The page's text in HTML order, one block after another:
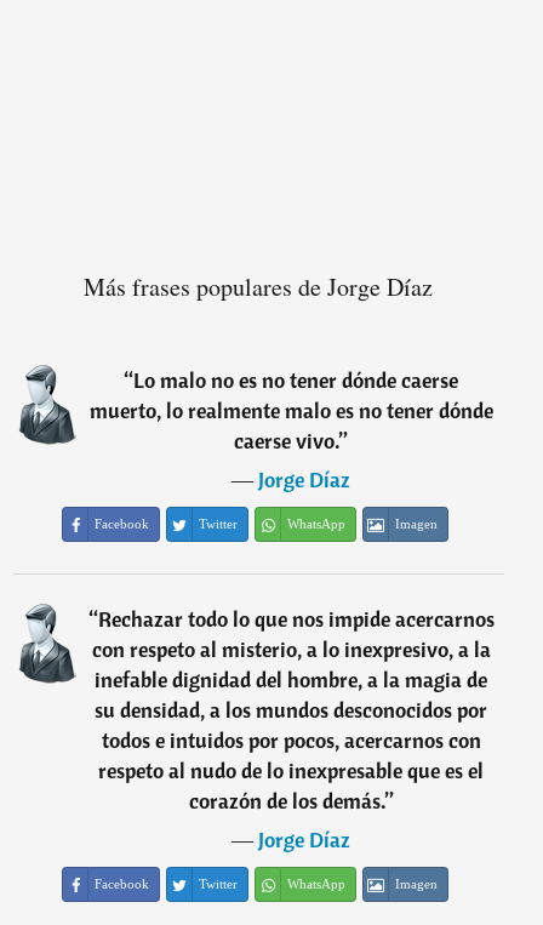
Más frases populares de Jorge Díaz
“Lo malo no es no tener dónde caerse
muerto, lo realmente malo es no tener dónde
caerse vivo.”
―Jorge Díaz
Facebook Twitter WhatsApp Imagen
“Rechazar todo lo que nos impide acercarnos
con respeto al misterio, a lo inexpresivo, a la
inefable dignidad del hombre, a la magia de
su densidad, a los mundos desconocidos por
todos e intuidos por pocos, acercarnos con
respeto al nudo de lo inexpresable que es el
corazón de los demás.”
―Jorge Díaz
Facebook Twitter WhatsApp Imagen